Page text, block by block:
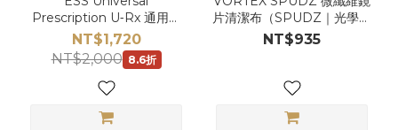
Prescription U‑Rx 通用配
鏡插片套件（多鏡架適用）
NT$1,720
NT$2,000 8.6折
片清潔布（SPUDZ｜光學鏡
片清潔｜隨身EDC）
NT$935